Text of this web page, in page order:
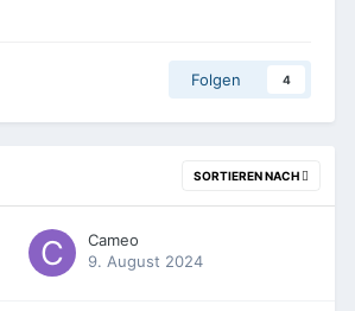
Folgen 4
SORTIEREN NACH
Cameo
9. August 2024